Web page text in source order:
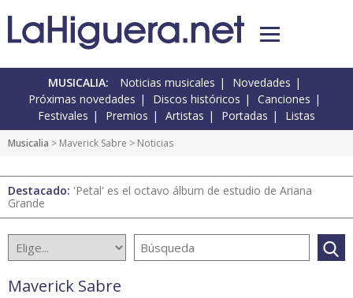
MUSICALIA: Noticias musicales
Novedades
Próximas novedades
Discos históricos
Canciones
Festivales
Premios Artistas Portadas Listas
Musicalia > Maverick Sabre > Noticias
Destacado: 'Petal' es el octavo álbum de estudio de Ariana
Grande
Maverick Sabre